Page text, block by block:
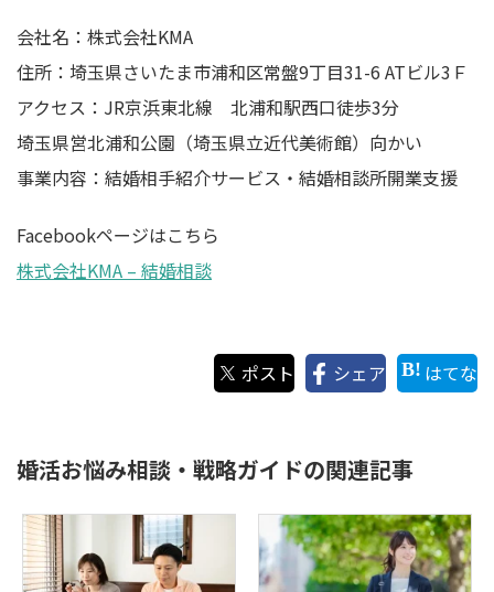
会社名：株式会社KMA
住所：埼玉県さいたま市浦和区常盤9丁目31-6 ATビル3Ｆ
アクセス：JR京浜東北線 北浦和駅西口徒歩3分
埼玉県営北浦和公園（埼玉県立近代美術館）向かい
事業内容：結婚相手紹介サービス・結婚相談所開業支援
Facebookページはこちら
株式会社KMA – 結婚相談
ポスト シェア はてな
婚活お悩み相談・戦略ガイドの関連記事